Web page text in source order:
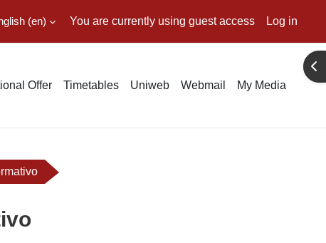
‎(en)‎ You are currently using guest access Log in
Offer Timetables Uniweb Webmail
My Media